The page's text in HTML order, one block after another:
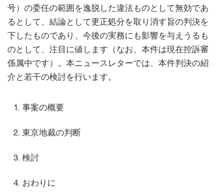
号）の委任の範囲を逸脱した違法ものとして無効であ
るとして、結論として更正処分を取り消す旨の判決を
下したものであり、今後の実務にも影響を与えうるも
のとして、注目に値します（なお、本件は現在控訴審
係属中です）。本ニュースレターでは、本件判決の紹
介と若干の検討を行います。
事案の概要
東京地裁の判断
検討
おわりに